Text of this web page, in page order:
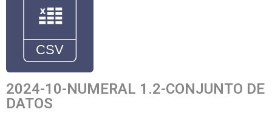
2024-10-NUMERAL 1.2-CONJUNTO DE
DATOS